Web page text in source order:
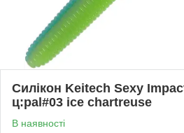
Силікон Keitech Sexy
ц:pal#03 ice chartreuse
В наявності